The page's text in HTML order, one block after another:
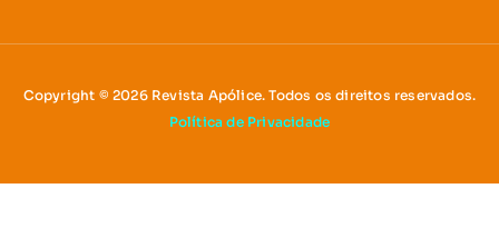
Copyright © 2026 Revista Apólice. Todos os direitos reservados.
Política de Privacidade